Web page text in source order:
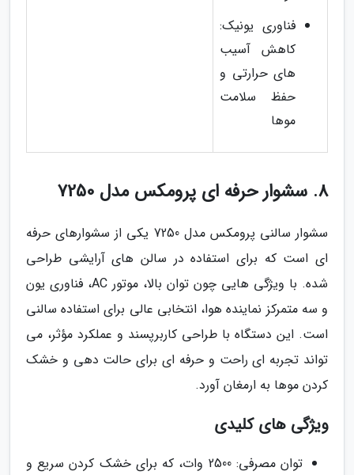
فناوری یونیک:
کاهش آسیب
های حرارتی و
حفظ سلامت
موها
8. سشوار حرفه ای پرومکس مدل 7250
سشوار سالنی پرومکس مدل 7250 یکی از سشوارهای حرفه
ای است که برای استفاده در سالن های آرایشی طراحی
شده. با ویژگی هایی چون توان بالا، موتور AC، فناوری یون
و سه متمرکز نماینده هوا، انتخابی عالی برای استفاده سالنی
است. این دستگاه با طراحی کاربرپسند و عملکرد مؤثر، می
تواند تجربه ای راحت و حرفه ای برای حالت دهی و خشک
کردن موها به ارمغان آورد.
ویژگی های کلیدی
توان مصرفی: 2500 وات، که برای خشک کردن سریع و